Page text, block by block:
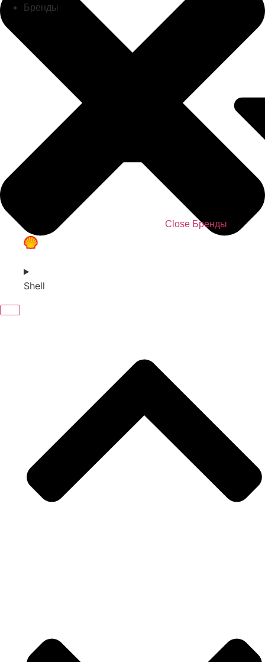
Бренды
Close Бренды
Shell